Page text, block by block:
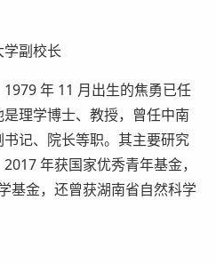
副校长
年 11 月出生的焦勇已任
理学博士、教授，曾任中南
记、院长等职。其主要研究
年获国家优秀青年基金，
基金，还曾获湖南省自然科学